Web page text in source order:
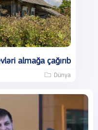
almağa çağırıb
Dünya